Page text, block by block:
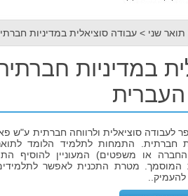
תואר שני > עבודה סוציאלית במדיניות
במדיניות
העברית
לעבודה סוציאלית ולרווחה חברתית ע"ש
חברתית. התמחות לתלמיד הלומד
או משפטים) המעוניין להוסיף
המוסמך. מטרת התכנית לאפשר